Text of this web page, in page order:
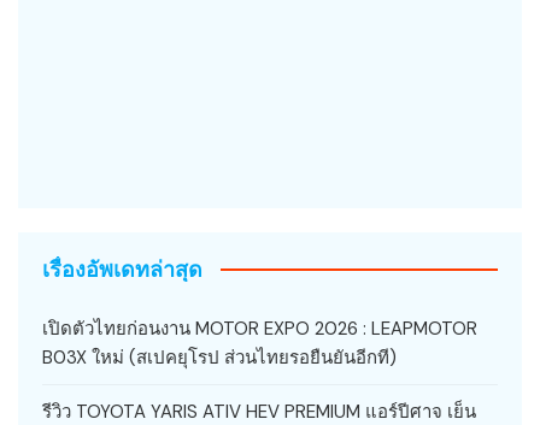
เรื่องอัพเดทล่าสุด
เปิดตัวไทยก่อนงาน MOTOR EXPO 2026 : LEAPMOTOR
B03X ใหม่ (สเปคยุโรป ส่วนไทยรอยืนยันอีกที)
รีวิว TOYOTA YARIS ATIV HEV PREMIUM แอร์ปีศาจ เย็น